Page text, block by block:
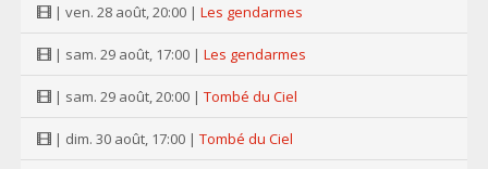
| ven. 28 août, 20:00 | Les gendarmes
| sam. 29 août, 17:00 | Les gendarmes
| sam. 29 août, 20:00 | Tombé du Ciel
| dim. 30 août, 17:00 | Tombé du Ciel